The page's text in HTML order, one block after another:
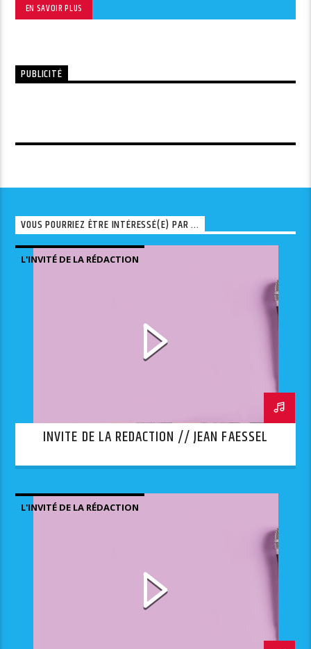
EN SAVOIR PLUS
PUBLICITÉ
VOUS POURRIEZ ÊTRE INTÉRESSÉ(E) PAR ...
L'INVITÉ DE LA RÉDACTION
INVITE DE LA REDACTION // JEAN FAESSEL
L'INVITÉ DE LA RÉDACTION